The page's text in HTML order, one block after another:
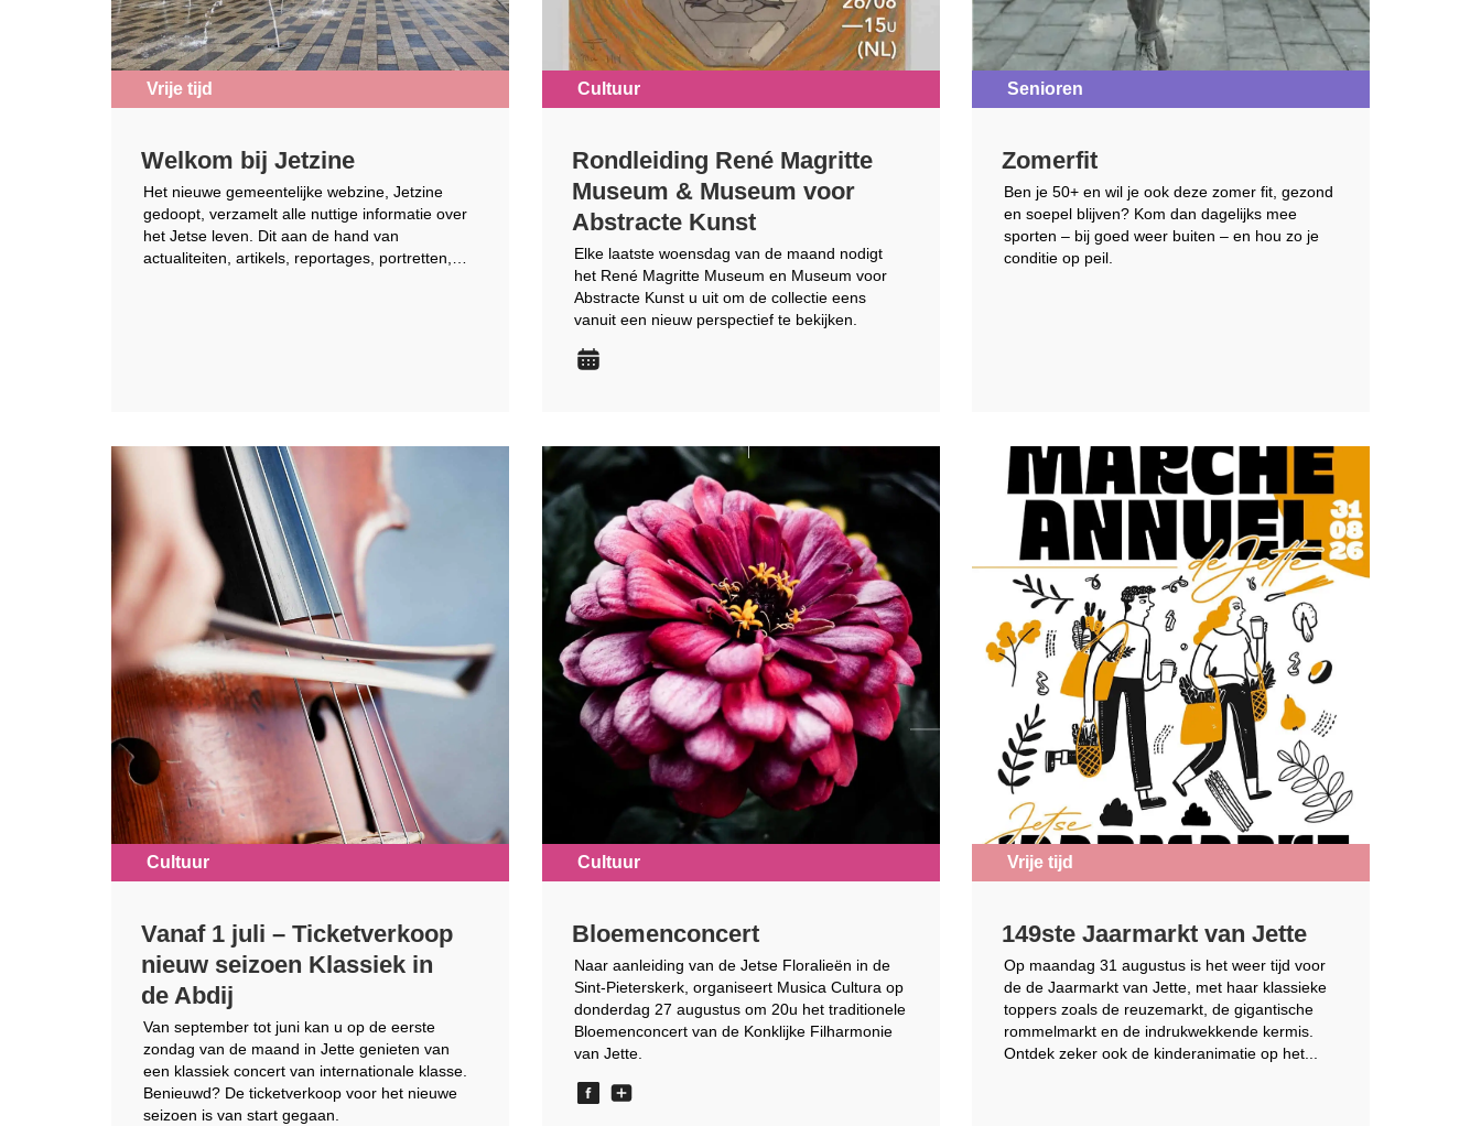
Vrije tijd
Welkom bij Jetzine
Het nieuwe gemeentelijke webzine, Jetzine
gedoopt, verzamelt alle nuttige informatie over
het Jetse leven. Dit aan de hand van
actualiteiten, artikels, reportages, portretten,…
Cultuur
Rondleiding René Magritte
Museum & Museum voor
Abstracte Kunst
Elke laatste woensdag van de maand nodigt
het René Magritte Museum en Museum voor
Abstracte Kunst u uit om de collectie eens
vanuit een nieuw perspectief te bekijken.
Senioren
Zomerfit
Ben je 50+ en wil je ook deze zomer fit, gezond
en soepel blijven? Kom dan dagelijks mee
sporten – bij goed weer buiten – en hou zo je
conditie op peil.
Cultuur
Vanaf 1 juli – Ticketverkoop
nieuw seizoen Klassiek in
de Abdij
Van september tot juni kan u op de eerste
zondag van de maand in Jette genieten van
een klassiek concert van internationale klasse.
Benieuwd? De ticketverkoop voor het nieuwe
seizoen is van start gegaan.
Cultuur
Bloemenconcert
Naar aanleiding van de Jetse Floralieën in de
Sint-Pieterskerk, organiseert Musica Cultura op
donderdag 27 augustus om 20u het traditionele
Bloemenconcert van de Konklijke Filharmonie
van Jette.
Vrije tijd
149ste Jaarmarkt van Jette
Op maandag 31 augustus is het weer tijd voor
de de Jaarmarkt van Jette, met haar klassieke
toppers zoals de reuzemarkt, de gigantische
rommelmarkt en de indrukwekkende kermis.
Ontdek zeker ook de kinderanimatie op het...